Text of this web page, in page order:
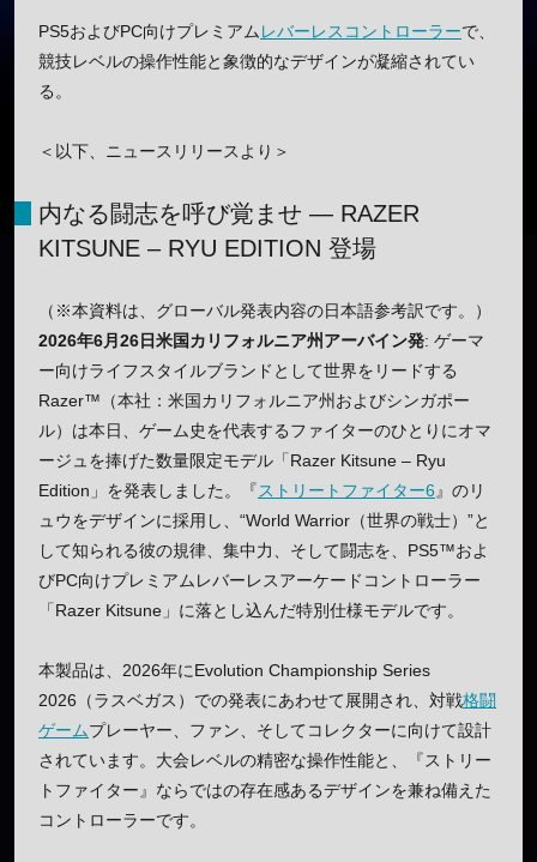
PS5およびPC向けプレミアム レバーレスコントローラーで、
競技レベルの操作性能と象徴的なデザインが凝縮されてい
る。
＜以下、ニュースリリースより＞
内なる闘志を呼び覚ませ ― RAZER
KITSUNE – RYU EDITION 登場
（※本資料は、グローバル発表内容の日本語参考訳です。）
2026年6月26日米国カリフォルニア州アーバイン発: ゲーマ
ー向けライフスタイルブランドとして世界をリードする
Razer™（本社：米国カリフォルニア州およびシンガポー
ル）は本日、ゲーム史を代表するファイターのひとりにオマ
ージュを捧げた数量限定モデル「Razer Kitsune – Ryu
Edition」を発表しました。『ストリートファイター6 』のリ
ュウをデザインに採用し、“World Warrior（世界の戦士）”と
して知られる彼の規律、集中力、そして闘志を、PS5™およ
びPC向けプレミアムレバーレスアーケードコントローラー
「Razer Kitsune」に落とし込んだ特別仕様モデルです。
本製品は、2026年にEvolution Championship Series
2026（ラスベガス）での発表にあわせて展開され、対戦格闘
ゲームプレーヤー、ファン、そしてコレクターに向けて設計
されています。大会レベルの精密な操作性能と、『ストリー
トファイター』ならではの存在感あるデザインを兼ね備えた
コントローラーです。